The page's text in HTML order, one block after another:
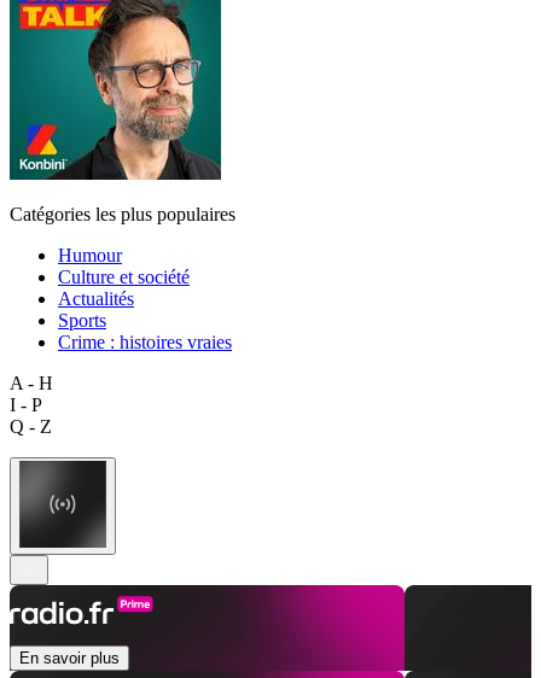
Catégories les plus populaires
Humour
Culture et société
Actualités
Sports
Crime : histoires vraies
A - H
I - P
Q - Z
En savoir plus